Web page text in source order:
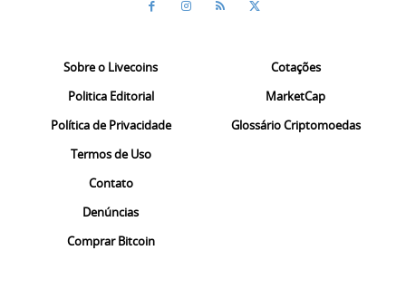
Sobre o Livecoins
Politica Editorial
Política de Privacidade
Termos de Uso
Contato
Denúncias
Comprar Bitcoin
Cotações
MarketCap
Glossário Criptomoedas